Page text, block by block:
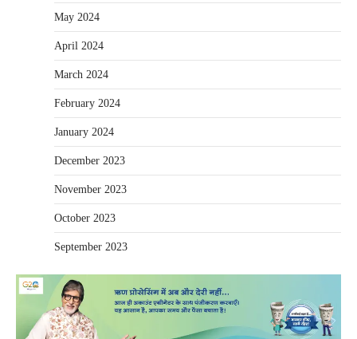
May 2024
April 2024
March 2024
February 2024
January 2024
December 2023
November 2023
October 2023
September 2023